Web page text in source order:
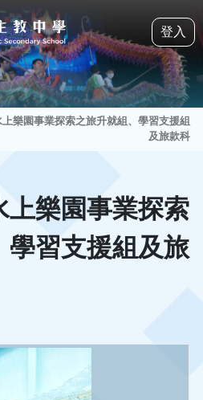
登入
樂園事業探索之旅升就組、學習支援組
及旅款科
上樂園事業探索
學習支援組及旅